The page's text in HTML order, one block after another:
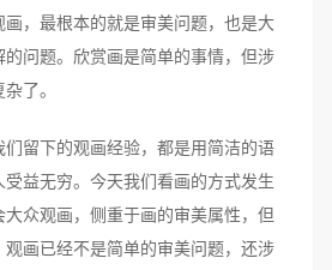
，最根本的就是审美问题，也是大
问题。欣赏画是简单的事情，但涉
了。
留下的观画经验，都是用简洁的语
益无穷。今天我们看画的方式发生
众观画，侧重于画的审美属性，但
画已经不是简单的审美问题，还涉